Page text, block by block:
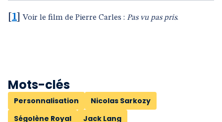
1 ]Voir le film de Pierre Carles : Pas vu pas pris.
Mots-clés
Personnalisation
Nicolas Sarkozy
Ségolène Royal
Jack Lang